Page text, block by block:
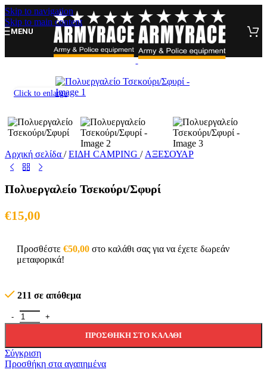
Skip to navigation
Skip to main content
MENU
Click to enlarge
Αρχική σελίδα / ΕΙΔΗ CAMPING / ΑΞΕΣΟΥΑΡ
Πολυεργαλείο Τσεκούρι/Σφυρί
€15,00
Προσθέστε €50,00 στο καλάθι σας για να έχετε δωρεάν
μεταφορικά!
211 σε απόθεμα
Πολυεργαλείο Τσεκούρι/Σφυρί ποσότητα
ΠΡΟΣΘΉΚΗ ΣΤΟ ΚΑΛΆΘΙ
Σύγκριση
Προσθήκη στα αγαπημένα